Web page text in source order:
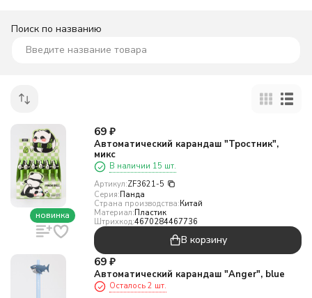
Поиск по названию
новинка
69 ₽
Автоматический карандаш "Тростник",
микс
В наличии 15 шт.
Артикул:ZF3621-5
Серия:Панда
Страна производства:Китай
Материал:Пластик
Штрихкод:4670284467736
В корзину
69 ₽
Автоматический карандаш "Anger", blue
Осталось 2 шт.